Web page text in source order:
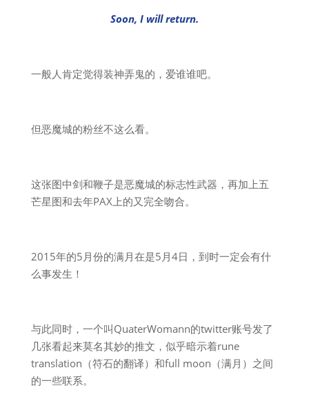
Soon, I will return.
一般人肯定觉得装神弄鬼的，爱谁谁吧。
但恶魔城的粉丝不这么看。
这张图中剑和鞭子是恶魔城的标志性武器，再加上五
芒星图和去年PAX上的又完全吻合。
2015年的5月份的满月在是5月4日，到时一定会有什
么事发生！
与此同时，一个叫QuaterWomann的twitter账号发了
几张看起来莫名其妙的推文，似乎暗示着rune
translation（符石的翻译）和full moon（满月）之间
的一些联系。